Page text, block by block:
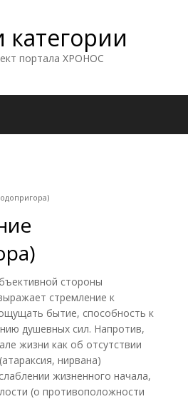
категории
портала ХРОНОС
стороны
стремление к
бытие, способность к
душевных сил. Напротив,
жизни как об отсутствии
нирвана)
жизненного начала,
(о противоположности